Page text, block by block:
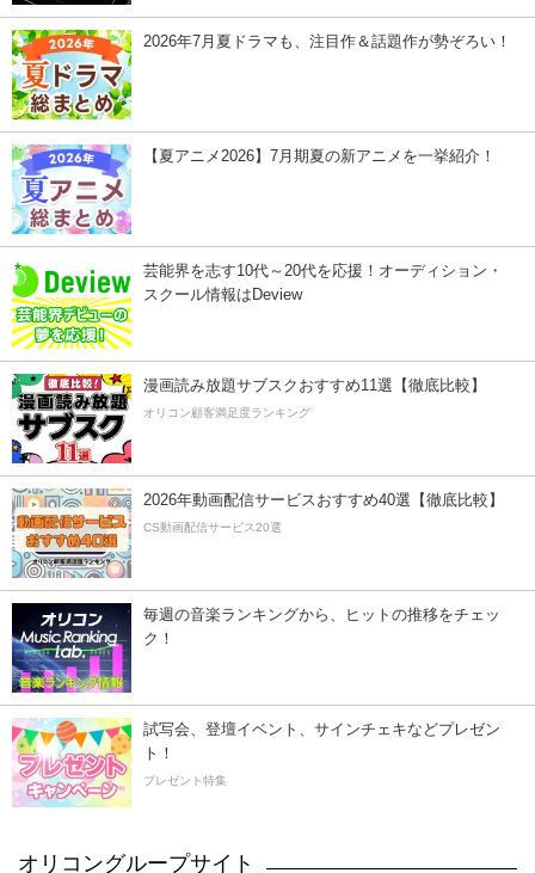
2026年7月夏ドラマも、注目作＆話題作が勢ぞろい！
【夏アニメ2026】7月期夏の新アニメを一挙紹介！
芸能界を志す10代～20代を応援！オーディション・
スクール情報はDeview
漫画読み放題サブスクおすすめ11選【徹底比較】
オリコン顧客満足度ランキング
2026年動画配信サービスおすすめ40選【徹底比較】
CS動画配信サービス20選
毎週の音楽ランキングから、ヒットの推移をチェッ
ク！
試写会、登壇イベント、サインチェキなどプレゼン
ト！
プレゼント特集
オリコングループサイト